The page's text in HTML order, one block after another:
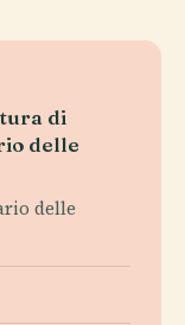
di
delle
delle